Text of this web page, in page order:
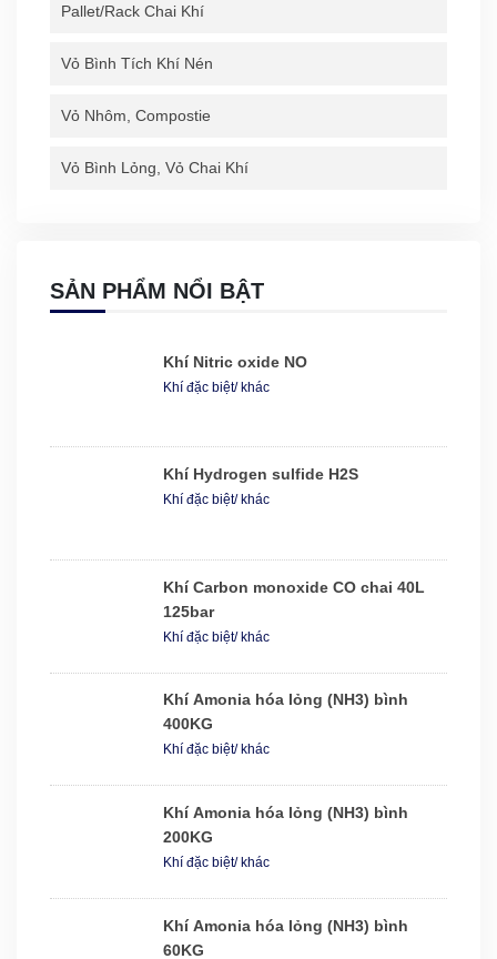
Pallet/rack Chai Khí
Vỏ Bình Tích Khí Nén
Vỏ Nhôm, Compostie
Vỏ Bình Lỏng, Vỏ Chai Khí
SẢN PHẨM NỔI BẬT
Khí Nitric oxide NO
Khí đặc biệt/ khác
Khí Hydrogen sulfide H2S
Khí đặc biệt/ khác
Khí Carbon monoxide CO chai 40L
125bar
Khí đặc biệt/ khác
Khí Amonia hóa lỏng (NH3) bình
400KG
Khí đặc biệt/ khác
Khí Amonia hóa lỏng (NH3) bình
200KG
Khí đặc biệt/ khác
Khí Amonia hóa lỏng (NH3) bình
60KG